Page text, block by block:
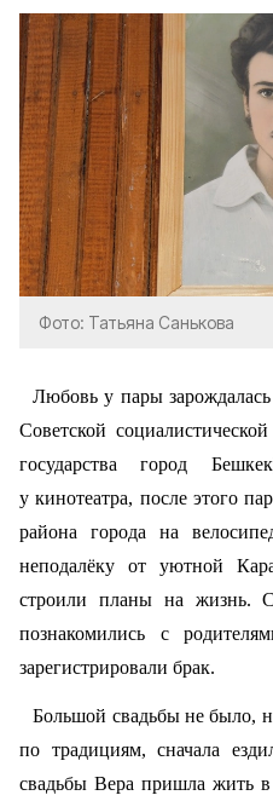
Фото: Татьяна Санькова
Любовь у пары зарождалась
Советской
государства город
у кинотеатра, после этого
района города на
неподалёку от уютной
строили планы на жизнь.
познакомились с
зарегистрировали брак.
Большой свадьбы не было,
по традициям, сначала
свадьбы Вера пришла жить